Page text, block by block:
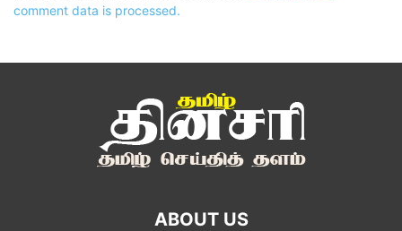
comment data is processed.
ABOUT US